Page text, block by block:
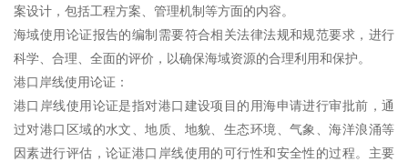
案设计，包括工程方案、管理机制等方面的内容。
海域使用论证报告的编制需要符合相关法律法规和规范要求，进行
科学、合理、全面的评价，以确保海域资源的合理利用和保护。
港口岸线使用论证：
港口岸线使用论证是指对港口建设项目的用海申请进行审批前，通
过对港口区域的水文、地质、地貌、生态环境、气象、海洋浪涌等
因素进行评估，论证港口岸线使用的可行性和安全性的过程。主要